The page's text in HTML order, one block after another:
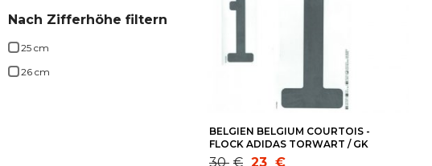
Nach Zifferhöhe filtern
25 cm
26 cm
BELGIEN BELGIUM COURTOIS -
FLOCK ADIDAS TORWART / GK
TRIKOT EM 2020/2021-WM 2022
30 €
Ursprünglicher
23 €
Aktueller